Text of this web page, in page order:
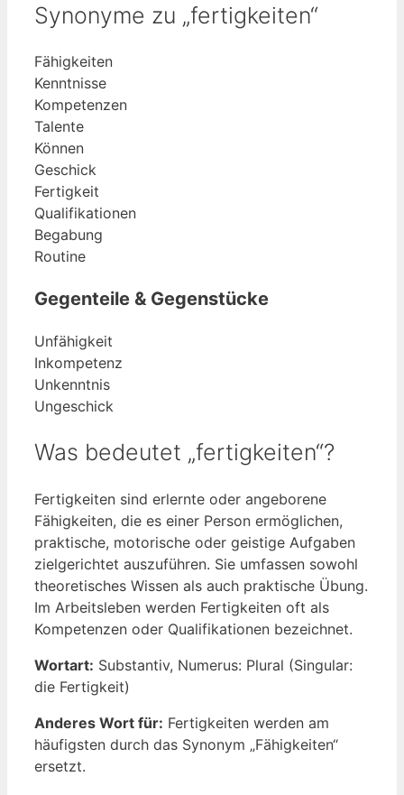
Synonyme zu „fertigkeiten“
Fähigkeiten
Kenntnisse
Kompetenzen
Talente
Können
Geschick
Fertigkeit
Qualifikationen
Begabung
Routine
Gegenteile & Gegenstücke
Unfähigkeit
Inkompetenz
Unkenntnis
Ungeschick
Was bedeutet „fertigkeiten“?
Fertigkeiten sind erlernte oder angeborene
Fähigkeiten, die es einer Person ermöglichen,
praktische, motorische oder geistige Aufgaben
zielgerichtet auszuführen. Sie umfassen sowohl
theoretisches Wissen als auch praktische Übung.
Im Arbeitsleben werden Fertigkeiten oft als
Kompetenzen oder Qualifikationen bezeichnet.
Wortart: Substantiv, Numerus: Plural (Singular:
die Fertigkeit)
Anderes Wort für: Fertigkeiten werden am
häufigsten durch das Synonym „Fähigkeiten“
ersetzt.